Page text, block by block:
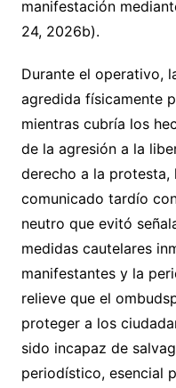
manifestación
24, 2026b).
Durante el operativo,
agredida físicamente
mientras cubría los
de la agresión a la
derecho a la protesta,
comunicado tardío
neutro que evitó
medidas cautelares
manifestantes y la
relieve que el
proteger a los
sido incapaz de
periodístico, esencial